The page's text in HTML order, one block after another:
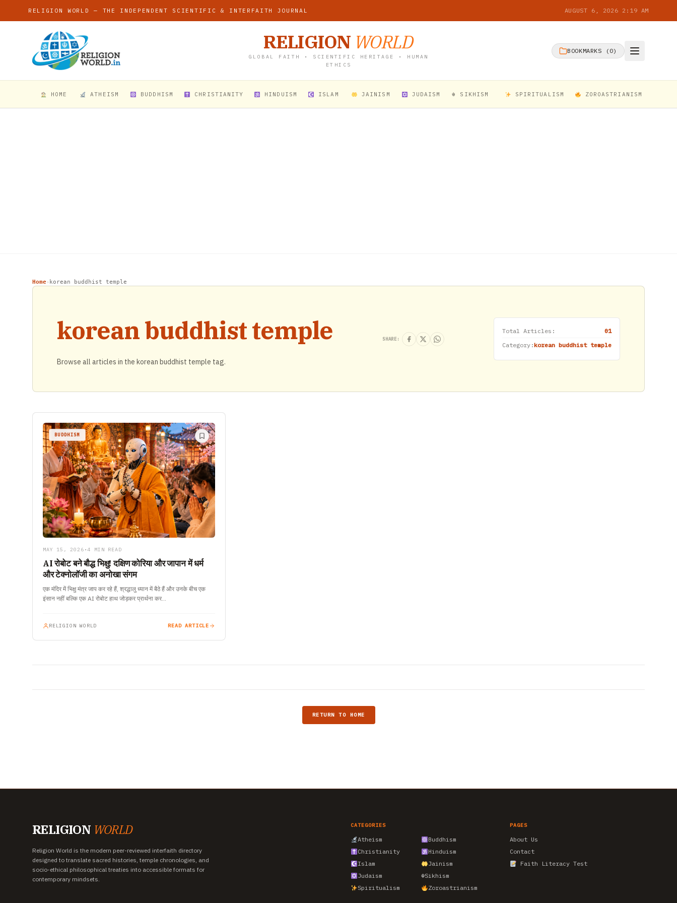
RELIGION WORLD — THE INDEPENDENT SCIENTIFIC & INTERFAITH JOURNAL AUGUST 6, 2026 2:19 AM
RELIGION WORLD
GLOBAL FAITH • SCIENTIFIC HERITAGE • HUMAN
ETHICS
BOOKMARKS ( 0)
HOME ATHEISM BUDDHISM CHRISTIANITY HINDUISM ISLAM JAINISM JUDAISM ☬ SIKHISM SPIRITUALISM ZOROASTRIANISM
Home› korean buddhist temple
korean buddhist temple
Browse all articles in the korean buddhist temple tag.
SHARE:
Total Articles:
01
Category:korean buddhist temple
BUDDHISM
MAY 15, 2026 •4 MIN READ
AI रोबोट बने बौद्ध भिक्षु! दक्षिण कोरिया और जापान में धर्म
और टेक्नोलॉजी का अनोखा संगम
एक मंदिर में भिक्षु मंत्र जाप कर रहे हैं, श्रद्धालु ध्यान में बैठे हैं और उनके बीच एक
इंसान नहीं बल्कि एक AI रोबोट हाथ जोड़कर प्रार्थना कर…
RELIGION WORLD READ ARTICLE
RETURN TO HOME
RELIGION WORLD
Religion World is the modern peer-reviewed interfaith directory
designed to translate sacred histories, temple chronologies, and
socio-ethical philosophical treaties into accessible formats for
contemporary mindsets.
CATEGORIES
Atheism
Buddhism
Christianity
Hinduism
Islam
Jainism
Judaism
☬Sikhism
Spiritualism
Zoroastrianism
PAGES
About Us
Contact
Faith Literacy Test